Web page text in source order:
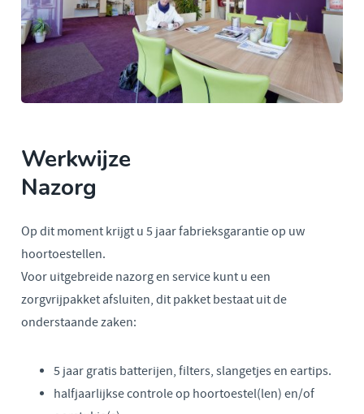
Werkwijze
Nazorg
Op dit moment krijgt u 5 jaar fabrieksgarantie op uw
hoortoestellen.
Voor uitgebreide nazorg en service kunt u een
zorgvrijpakket afsluiten, dit pakket bestaat uit de
onderstaande zaken:
5 jaar gratis batterijen, filters, slangetjes en eartips.
halfjaarlijkse controle op hoortoestel(len) en/of